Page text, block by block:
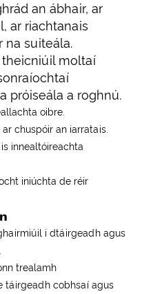
an ábhair, ar
ar riachtanais
na suiteála.
moltaí
próiseála a roghnú.
oibre.
chuspóir an iarratais.
innealtóireachta
iniúchta de réir
i dtáirgeadh agus
trealamh
táirgeadh cobhsaí agus